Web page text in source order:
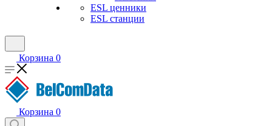
ESL ценники
ESL станции
Корзина 0
Корзина 0